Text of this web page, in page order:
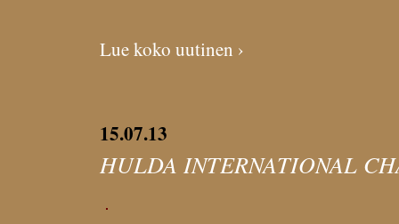
Lue koko uutinen ›
15.07.13
HULDA INTERNATIONAL